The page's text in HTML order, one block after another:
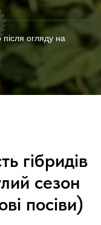
огляду на
гібридів
сезон
посіви)